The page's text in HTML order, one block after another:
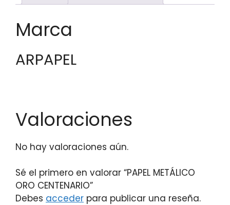
Marca
ARPAPEL
Valoraciones
No hay valoraciones aún.
Sé el primero en valorar “PAPEL METÁLICO
ORO CENTENARIO”
Debes acceder para publicar una reseña.